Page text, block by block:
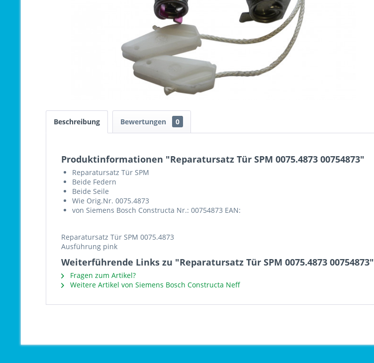
Beschreibung Bewertungen 0
Produktinformationen "Reparatursatz Tür SPM 0075.4873 00754873"
Reparatursatz Tür SPM
Beide Federn
Beide Seile
Wie Orig.Nr. 0075.4873
von Siemens Bosch Constructa Nr.: 00754873 EAN:
Reparatursatz Tür SPM 0075.4873
Ausführung pink
Weiterführende Links zu "Reparatursatz Tür SPM 0075.4873 00754873"
Fragen zum Artikel?
Weitere Artikel von Siemens Bosch Constructa Neff